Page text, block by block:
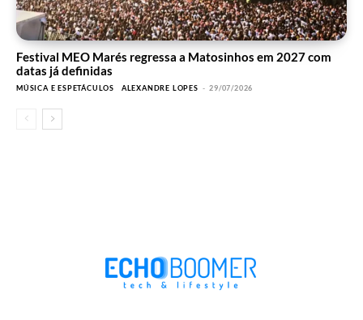
Festival MEO Marés regressa a Matosinhos em 2027 com
datas já definidas
MÚSICA E ESPETÁCULOS ALEXANDRE LOPES - 29/07/2026